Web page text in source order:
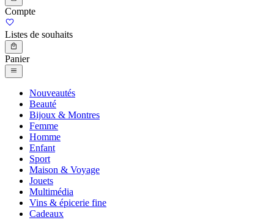
Compte
Listes de souhaits
Panier
Nouveautés
Beauté
Bijoux & Montres
Femme
Homme
Enfant
Sport
Maison & Voyage
Jouets
Multimédia
Vins & épicerie fine
Cadeaux